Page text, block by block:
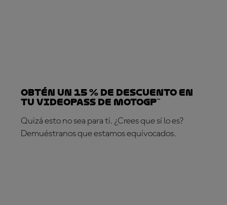
Obtén un 15 % de descuento en
tu VideoPass de MotoGP™
Quizá esto no sea para ti. ¿Crees que sí lo es?
Demuéstranos que estamos equivocados.